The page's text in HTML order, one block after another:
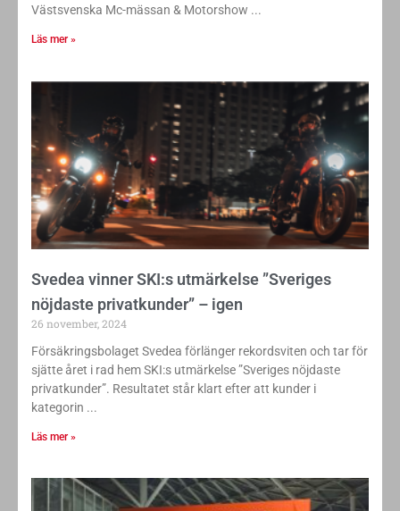
Västsvenska Mc-mässan & Motorshow
Läs mer »
Svedea vinner SKI:s utmärkelse ”Sveriges
nöjdaste privatkunder” – igen
26 november, 2024
Försäkringsbolaget Svedea förlänger rekordsviten och tar för
sjätte året i rad hem SKI:s utmärkelse ”Sveriges nöjdaste
privatkunder”. Resultatet står klart efter att kunder i
kategorin
Läs mer »